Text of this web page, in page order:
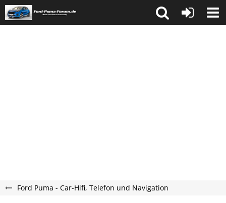
Ford Puma - Car-Hifi, Telefon und Navigation